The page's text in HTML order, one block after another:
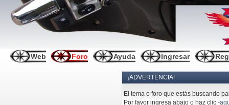
Web Foro Ayuda Ingresar
¡ADVERTENCIA!
El tema o foro que estás buscando
Por favor ingresa abajo o haz clic-